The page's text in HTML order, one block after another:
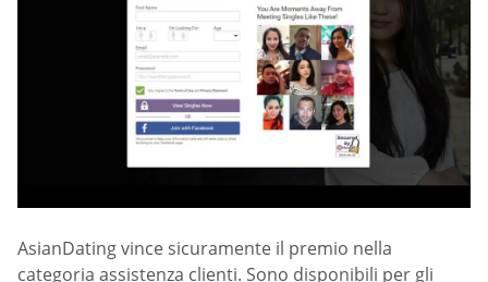
AsianDating vince sicuramente il premio nella
categoria assistenza clienti. Sono disponibili per gli